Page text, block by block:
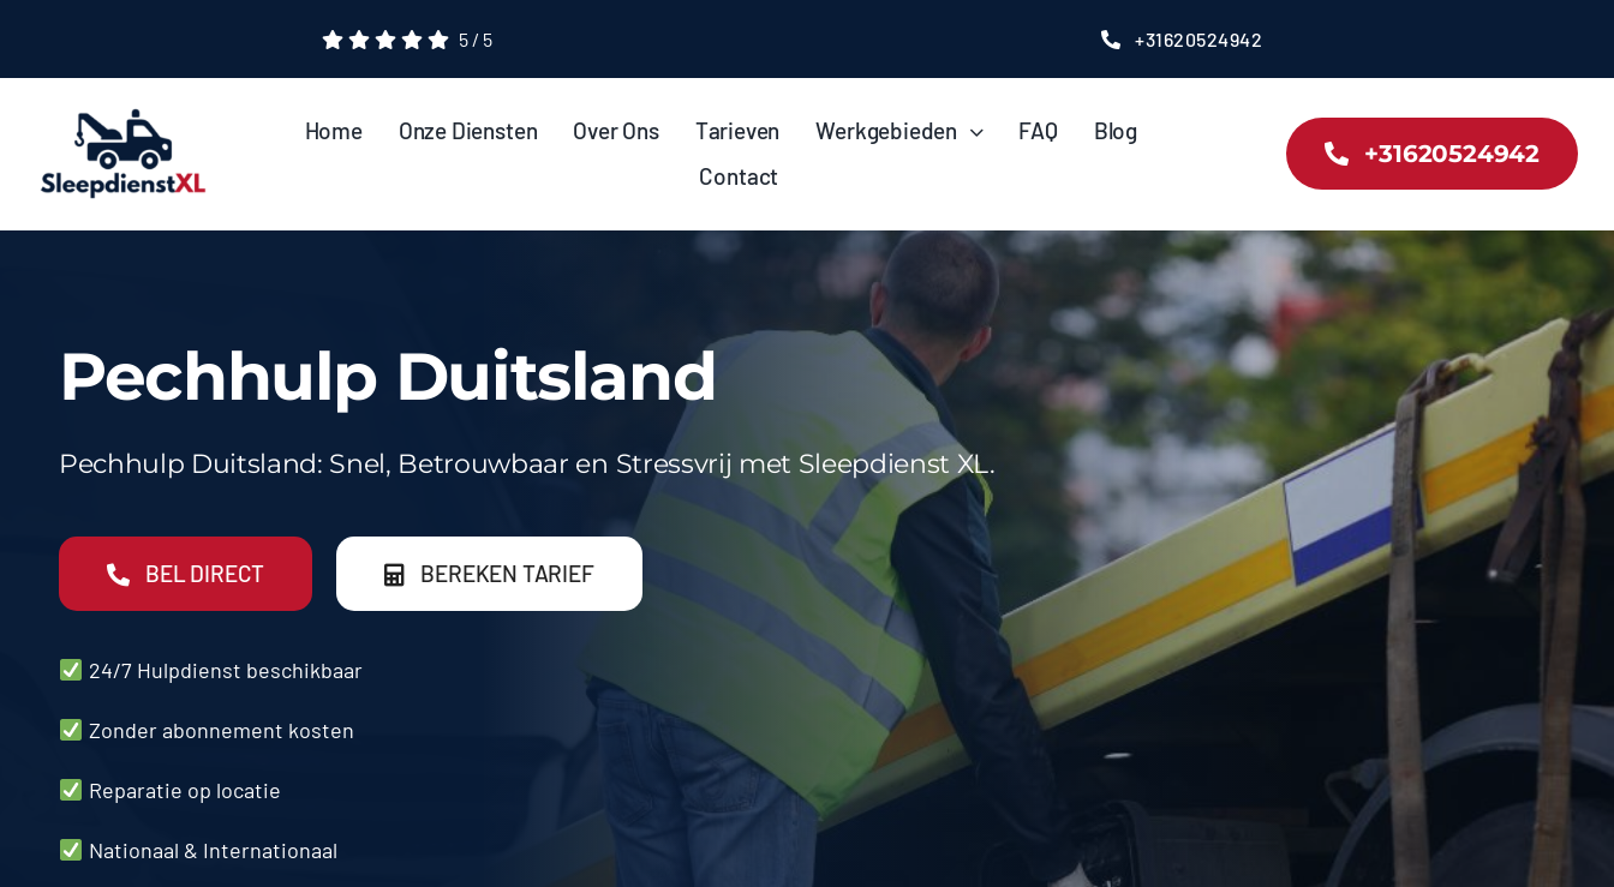
5/ 5 +31620524942
Home Onze Diensten Over Ons Tarieven Werkgebieden FAQ
Blog
Contact
+31620524942
Pechhulp Duitsland
Pechhulp Duitsland: Snel, Betrouwbaar en Stressvrij met Sleepdienst XL.
BEL DIRECT BEREKEN TARIEF
24/7 Hulpdienst beschikbaar
Zonder abonnement kosten
Reparatie op locatie
Nationaal & Internationaal